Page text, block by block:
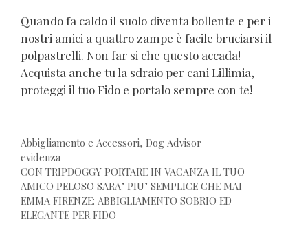
Quando fa caldo il suolo diventa bollente e per i
nostri amici a quattro zampe è facile bruciarsi il
polpastrelli. Non far si che questo accada!
Acquista anche tu la sdraio per cani Lillimia,
proteggi il tuo Fido e portalo sempre con te!
Categorie
Abbigliamento e Accessori, Dog Advisor
Tag
evidenza
CON TRIPDOGGY PORTARE IN VACANZA IL TUO
AMICO PELOSO SARA’ PIU’ SEMPLICE CHE MAI
EMMA FIRENZE: ABBIGLIAMENTO SOBRIO ED
ELEGANTE PER FIDO